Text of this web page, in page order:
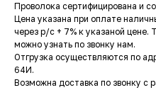
Проволока сертифицирована и
Цена указана при оплате
через р/с + 7% к указаной цене.
можно узнать по звонку нам.
Отгрузка осуществляются по
64И.
Возможна доставка по звонку с